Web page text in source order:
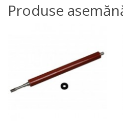
Produse